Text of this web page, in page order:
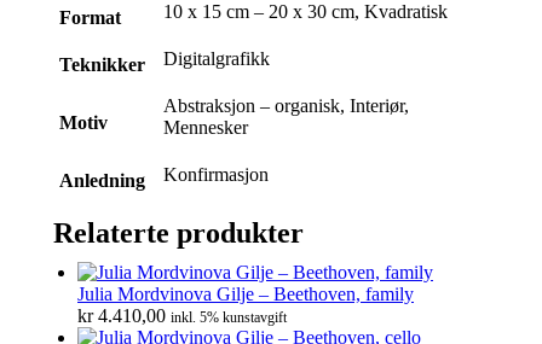
Format 10 x 15 cm – 20 x 30 cm, Kvadratisk
Teknikker Digitalgrafikk
Motiv
Abstraksjon – organisk, Interiør,
Mennesker
Anledning Konfirmasjon
Relaterte produkter
Julia Mordvinova Gilje – Beethoven, family
kr4.410,00 inkl. 5% kunstavgift